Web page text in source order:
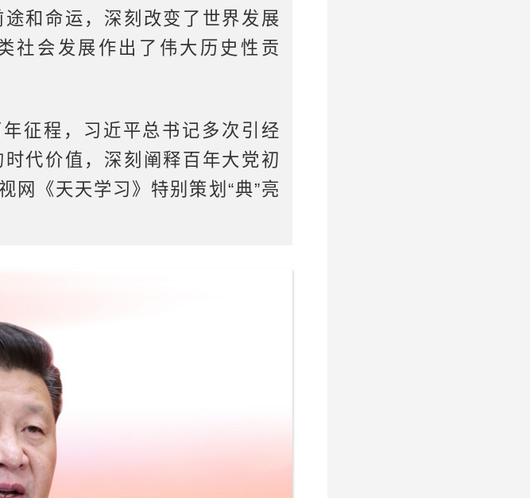
和命运，深刻改变了世界发展
社会发展作出了伟大历史性贡
征程，习近平总书记多次引经
代价值，深刻阐释百年大党初
网《天天学习》特别策划“典”亮